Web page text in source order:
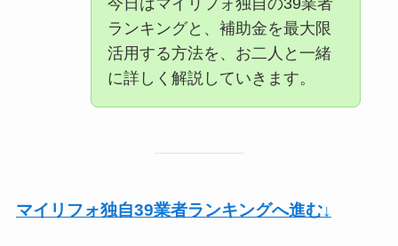
今日はマイリフォ独自の39業者
ランキングと、補助金を最大限
活用する方法を、お二人と一緒
に詳しく解説していきます。
マイリフォ独自39業者ランキングへ進む↓